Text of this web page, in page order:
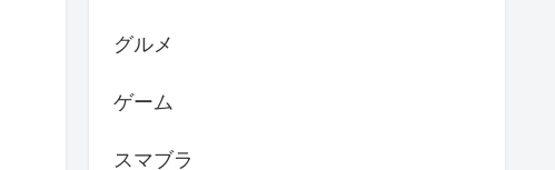
グルメ
ゲーム
スマブラ